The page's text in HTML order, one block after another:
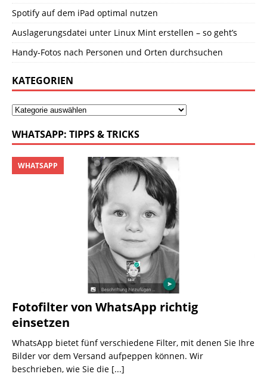
Spotify auf dem iPad optimal nutzen
Auslagerungsdatei unter Linux Mint erstellen – so geht’s
Handy-Fotos nach Personen und Orten durchsuchen
KATEGORIEN
WHATSAPP: TIPPS & TRICKS
Fotofilter von WhatsApp richtig
einsetzen
WHATSAPP
WhatsApp bietet fünf verschiedene Filter, mit denen Sie Ihre
Bilder vor dem Versand aufpeppen können. Wir
beschrieben, wie Sie die [...]